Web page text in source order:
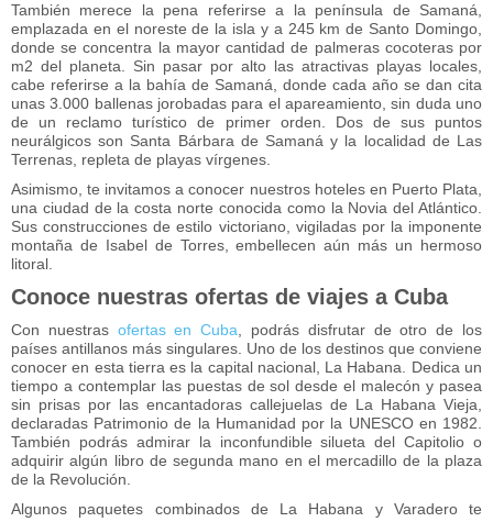
También merece la pena referirse a la península de Samaná,
emplazada en el noreste de la isla y a 245 km de Santo Domingo,
donde se concentra la mayor cantidad de palmeras cocoteras por
m2 del planeta. Sin pasar por alto las atractivas playas locales,
cabe referirse a la bahía de Samaná, donde cada año se dan cita
unas 3.000 ballenas jorobadas para el apareamiento, sin duda uno
de un reclamo turístico de primer orden. Dos de sus puntos
neurálgicos son Santa Bárbara de Samaná y la localidad de Las
Terrenas, repleta de playas vírgenes.
Asimismo, te invitamos a conocer nuestros hoteles en Puerto Plata,
una ciudad de la costa norte conocida como la Novia del Atlántico.
Sus construcciones de estilo victoriano, vigiladas por la imponente
montaña de Isabel de Torres, embellecen aún más un hermoso
litoral.
Conoce nuestras ofertas de viajes a Cuba
Con nuestras ofertas en Cuba , podrás disfrutar de otro de los
países antillanos más singulares. Uno de los destinos que conviene
conocer en esta tierra es la capital nacional, La Habana. Dedica un
tiempo a contemplar las puestas de sol desde el malecón y pasea
sin prisas por las encantadoras callejuelas de La Habana Vieja,
declaradas Patrimonio de la Humanidad por la UNESCO en 1982.
También podrás admirar la inconfundible silueta del Capitolio o
adquirir algún libro de segunda mano en el mercadillo de la plaza
de la Revolución.
Algunos paquetes combinados de La Habana y Varadero te